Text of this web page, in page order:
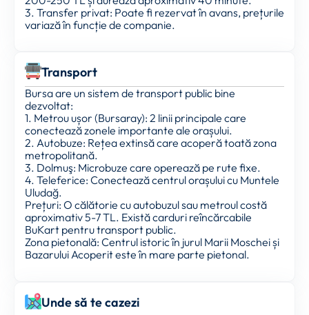
3. Transfer privat: Poate fi rezervat în avans, prețurile
variază în funcție de companie.
Transport
Bursa are un sistem de transport public bine
dezvoltat:
1. Metrou ușor (Bursaray): 2 linii principale care
conectează zonele importante ale orașului.
2. Autobuze: Rețea extinsă care acoperă toată zona
metropolitană.
3. Dolmuş: Microbuze care operează pe rute fixe.
4. Teleferice: Conectează centrul orașului cu Muntele
Uludağ.
Prețuri: O călătorie cu autobuzul sau metroul costă
aproximativ 5-7 TL. Există carduri reîncărcabile
BuKart pentru transport public.
Zona pietonală: Centrul istoric în jurul Marii Moschei și
Bazarului Acoperit este în mare parte pietonal.
Unde să te cazezi